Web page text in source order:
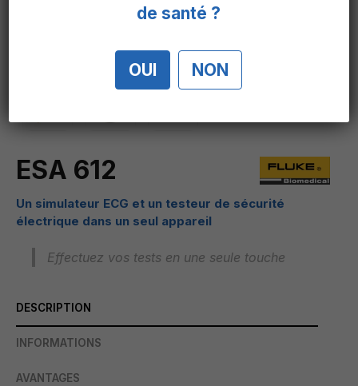
ESA 612
Un simulateur ECG et un testeur de sécurité
électrique dans un seul appareil
Effectuez vos tests en une seule touche
DESCRIPTION
INFORMATIONS
AVANTAGES
de santé ?
OUI NON